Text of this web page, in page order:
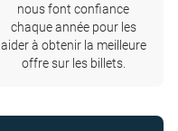
nous font confiance
chaque année pour les
aider à obtenir la meilleure
offre sur les billets.